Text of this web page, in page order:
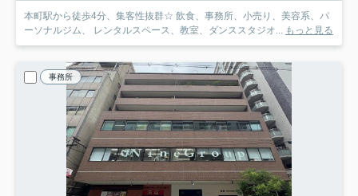
本町駅から徒歩4分、集客性抜群☆ 飲食、事務所、小売り、美容系、パ
ーソナルジム、 レンタルスペース、教室、ダンススタジオ... もっと見る
事務所